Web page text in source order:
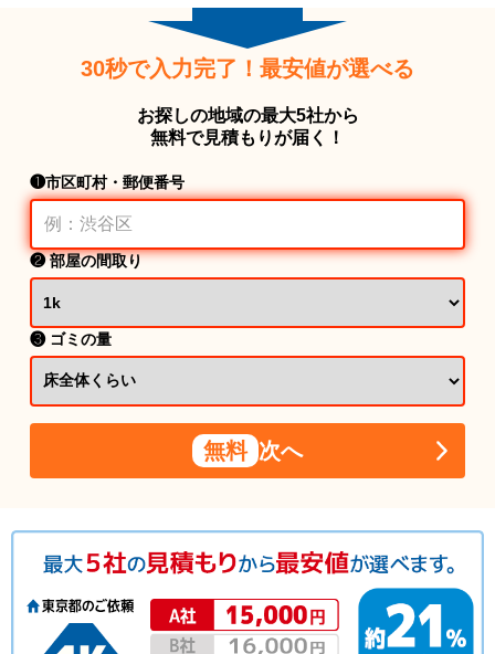
30秒で入力完了！最安値が選べる
お探しの地域の最大5社から
無料で見積もりが届く！
❶市区町村・郵便番号
❷ 部屋の間取り
❸ ゴミの量
無料 次へ